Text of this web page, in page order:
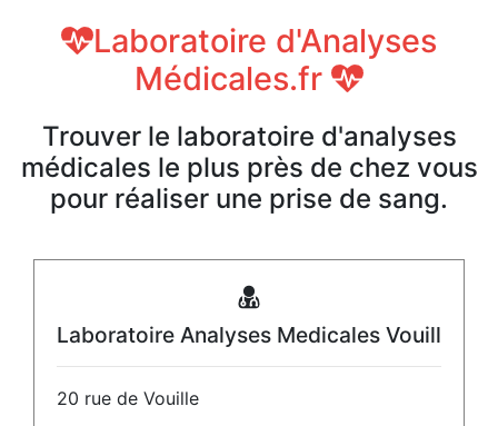
Laboratoire d'Analyses
Médicales.fr
Trouver le laboratoire d'analyses
médicales le plus près de chez vous
pour réaliser une prise de sang.
Laboratoire Analyses Medicales Vouill
20 rue de Vouille